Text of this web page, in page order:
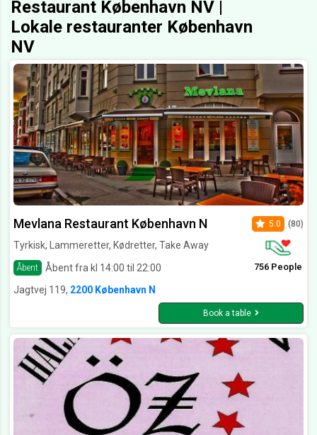
Restaurant København NV |
Lokale restauranter København
NV
Mevlana Restaurant København N
Tyrkisk, Lammeretter, Kødretter, Take Away
Åbent Åbent fra kl 14:00 til 22:00
5.0 (80)
756 People
Jagtvej 119, 2200 København N
Book a table